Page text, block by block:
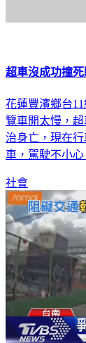
超車沒成功撞
花蓮豐濱鄉台
覽車開太慢，
治身亡，現在
車，駕駛不小
社會